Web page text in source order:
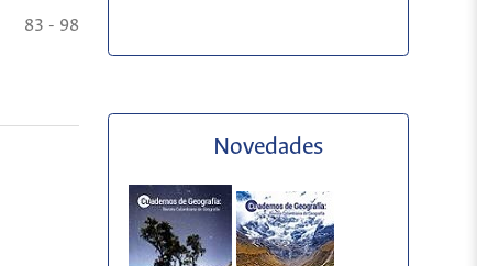
83 - 98
Novedades